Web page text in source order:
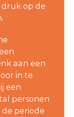
op de
aan een
in te
een
personen
periode